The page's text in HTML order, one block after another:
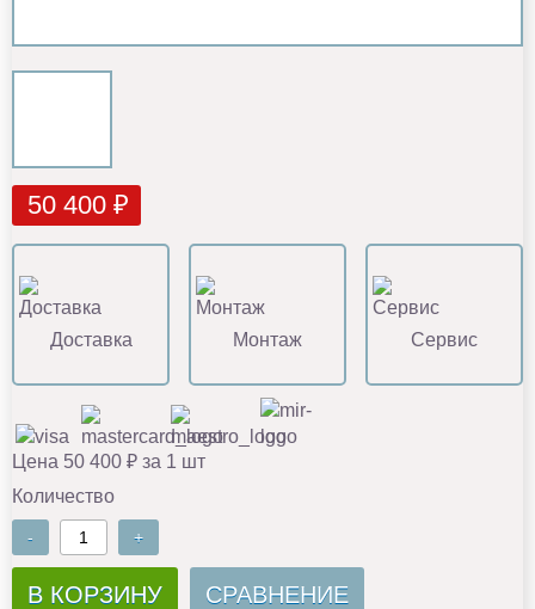
50 400 ₽
Доставка Монтаж Сервис
Цена 50 400 ₽ за 1 шт
Количество
- +
В КОРЗИНУ СРАВНЕНИЕ